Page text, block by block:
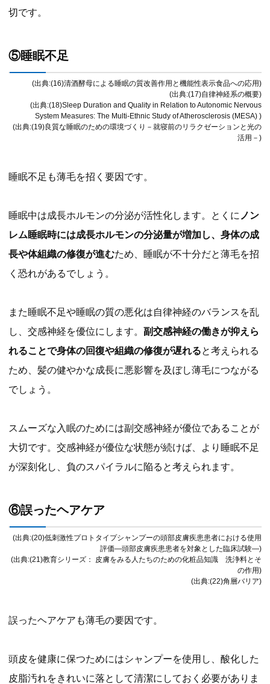
切です。
⑤睡眠不足
(出典:(16)清酒酵母による睡眠の質改善作用と機能性表示食品への応用)
(出典:(17)自律神経系の概要)
(出典:(18)Sleep Duration and Quality in Relation to Autonomic Nervous
System Measures: The Multi-Ethnic Study of Atherosclerosis (MESA) )
(出典:(19)良質な睡眠のための環境づくり－就寝前のリラクゼーションと光の
活用－)
睡眠不足も薄毛を招く要因です。
睡眠中は成長ホルモンの分泌が活性化します。とくに ノン
レム睡眠時には成長ホルモンの分泌量が増加し、身体の成
長や体組織の修復が進むため、睡眠が不十分だと薄毛を招
く恐れがあるでしょう。
また睡眠不足や睡眠の質の悪化は自律神経のバランスを乱
し、交感神経を優位にします。 副交感神経の働きが抑えら
れることで身体の回復や組織の修復が遅れると考えられる
ため、髪の健やかな成長に悪影響を及ぼし薄毛につながる
でしょう。
スムーズな入眠のためには副交感神経が優位であることが
大切です。交感神経が優位な状態が続けば、より睡眠不足
が深刻化し、負のスパイラルに陥ると考えられます。
⑥誤ったヘアケア
(出典:(20)低刺激性プロトタイプシャンプーの頭部皮膚疾患患者における使用
評価—頭部皮膚疾患患者を対象とした臨床試験—)
(出典:(21)教育シリーズ： 皮膚をみる人たちのための化粧品知識 洗浄料とそ
の作用)
(出典:(22)角層バリア)
誤ったヘアケアも薄毛の要因です。
頭皮を健康に保つためにはシャンプーを使用し、酸化した
皮脂汚れをきれいに落として清潔にしておく必要がありま